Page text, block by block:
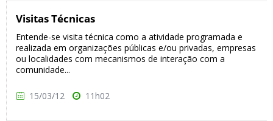
Visitas Técnicas
Entende-se visita técnica como a atividade programada e
realizada em organizações públicas e/ou privadas, empresas
ou localidades com mecanismos de interação com a
comunidade...
15/03/12 11h02